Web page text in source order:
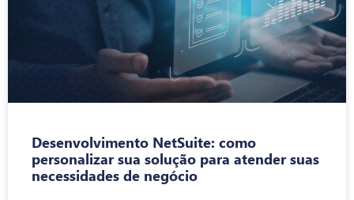
Desenvolvimento NetSuite: como
personalizar sua solução para atender suas
necessidades de negócio